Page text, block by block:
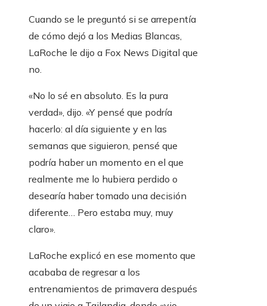
Cuando se le preguntó si se arrepentía
de cómo dejó a los Medias Blancas,
LaRoche le dijo a Fox News Digital que
no.
«No lo sé en absoluto. Es la pura
verdad», dijo. «Y pensé que podría
hacerlo: al día siguiente y en las
semanas que siguieron, pensé que
podría haber un momento en el que
realmente me lo hubiera perdido o
desearía haber tomado una decisión
diferente… Pero estaba muy, muy
claro».
LaRoche explicó en ese momento que
acababa de regresar a los
entrenamientos de primavera después